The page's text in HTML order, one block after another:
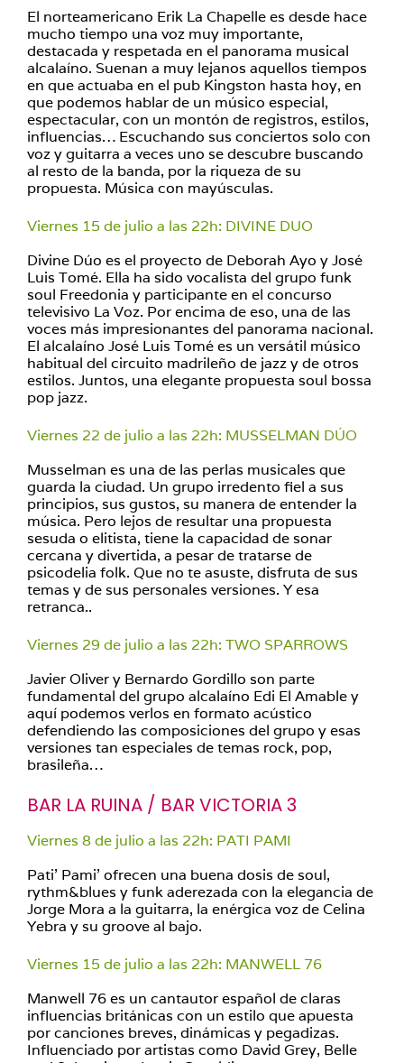
El norteamericano Erik La Chapelle es desde hace
mucho tiempo una voz muy importante,
destacada y respetada en el panorama musical
alcalaíno. Suenan a muy lejanos aquellos tiempos
en que actuaba en el pub Kingston hasta hoy, en
que podemos hablar de un músico especial,
espectacular, con un montón de registros, estilos,
influencias… Escuchando sus conciertos solo con
voz y guitarra a veces uno se descubre buscando
al resto de la banda, por la riqueza de su
propuesta. Música con mayúsculas.
Viernes 15 de julio a las 22h: DIVINE DUO
Divine Dúo es el proyecto de Deborah Ayo y José
Luis Tomé. Ella ha sido vocalista del grupo funk
soul Freedonia y participante en el concurso
televisivo La Voz. Por encima de eso, una de las
voces más impresionantes del panorama nacional.
El alcalaíno José Luis Tomé es un versátil músico
habitual del circuito madrileño de jazz y de otros
estilos. Juntos, una elegante propuesta soul bossa
pop jazz.
Viernes 22 de julio a las 22h: MUSSELMAN DÚO
Musselman es una de las perlas musicales que
guarda la ciudad. Un grupo irredento fiel a sus
principios, sus gustos, su manera de entender la
música. Pero lejos de resultar una propuesta
sesuda o elitista, tiene la capacidad de sonar
cercana y divertida, a pesar de tratarse de
psicodelia folk. Que no te asuste, disfruta de sus
temas y de sus personales versiones. Y esa
retranca..
Viernes 29 de julio a las 22h: TWO SPARROWS
Javier Oliver y Bernardo Gordillo son parte
fundamental del grupo alcalaíno Edi El Amable y
aquí podemos verlos en formato acústico
defendiendo las composiciones del grupo y esas
versiones tan especiales de temas rock, pop,
brasileña…
BAR LA RUINA / BAR VICTORIA 3
Viernes 8 de julio a las 22h: PATI PAMI
Pati’ Pami’ ofrecen una buena dosis de soul,
rythm&blues y funk aderezada con la elegancia de
Jorge Mora a la guitarra, la enérgica voz de Celina
Yebra y su groove al bajo.
Viernes 15 de julio a las 22h: MANWELL 76
Manwell 76 es un cantautor español de claras
influencias británicas con un estilo que apuesta
por canciones breves, dinámicas y pegadizas.
Influenciado por artistas como David Grey, Belle